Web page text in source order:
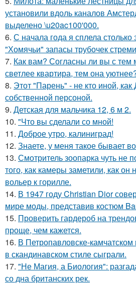
установили вдоль каналов
выделено \u20ac100'000.
6. С начала года я сплела столько
"Хомячьи" запасы трубочек
7. Как вам? Согласны ли вы с тем
светлее квартира, тем она
8. Этот "Парень" - не кто иной,
собственной персоной.
9. Детская для мальчика 12, 6 м 2.
10. "Что вы сделали со мной!
11. Доброе утро, калиниград!
12. Знаете, у меня такое бывает
13. Смотритель зоопарка чуть не
того, как камеры заметили, как он
вольер к горилле.
14. В 1947 году Christian Dior
мире моды, представив костюм
15. Проверить гардероб на
проще, чем кажется.
16. В Петропавловске-
в скандинавском стиле сыграли.
17. "Не Магия, а Биология":
со дна британских рек.